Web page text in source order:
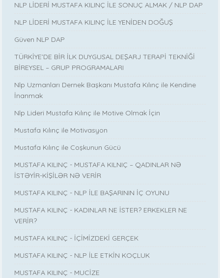
NLP LİDERİ MUSTAFA KILINÇ İLE SONUÇ ALMAK / NLP DAP
NLP LİDERİ MUSTAFA KILINÇ İLE YENİDEN DOĞUŞ
Güven NLP DAP
TÜRKİYE’DE BİR İLK DUYGUSAL DEŞARJ TERAPİ TEKNİĞİ
BİREYSEL – GRUP PROGRAMALARI
Nlp Uzmanları Dernek Başkanı Mustafa Kılınç ile Kendine
İnanmak
Nlp Lideri Mustafa Kılınç ile Motive Olmak İçin
Mustafa Kılınç ile Motivasyon
Mustafa Kılınç ile Coşkunun Gücü
MUSTAFA KILINÇ - MUSTAFA KILNIÇ – QADINLAR NƏ
İSTƏYİR-KİŞİLƏR NƏ VERİR
MUSTAFA KILINÇ - NLP İLE BAŞARININ İÇ OYUNU
MUSTAFA KILINÇ - KADINLAR NE İSTER? ERKEKLER NE
VERİR?
MUSTAFA KILINÇ - İÇİMİZDEKİ GERÇEK
MUSTAFA KILINÇ - NLP İLE ETKİN KOÇLUK
MUSTAFA KILINÇ - MUCİZE